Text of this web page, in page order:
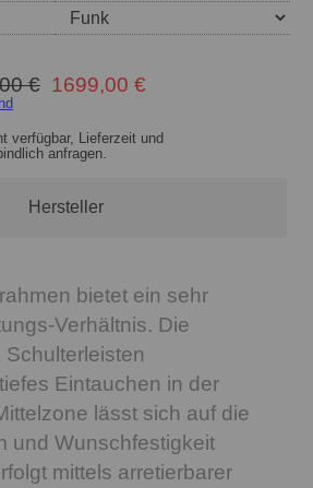
€ 1699,00 €
verfügbar, Lieferzeit und
anfragen.
Hersteller
bietet ein sehr
Verhältnis. Die
Eintauchen in der
lässt sich auf die
und Wunschfestigkeit
mittels arretierbarer